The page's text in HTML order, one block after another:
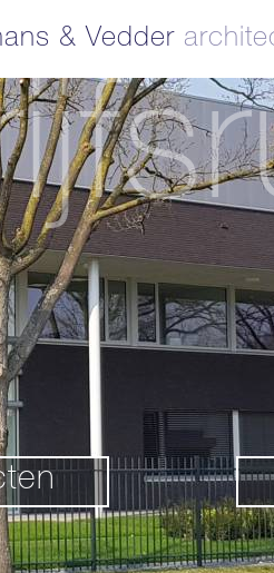
& Vedder